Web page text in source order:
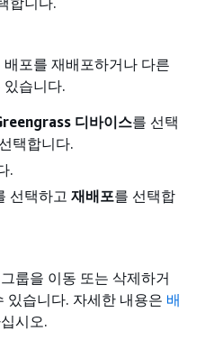
포를 재배포하거나 다른
있습니다.
디바이스를 선택
택합니다.
.
선택하고 재배포를 선택합
룹을 이동 또는 삭제하거
있습니다. 자세한 내용은 배
시오.